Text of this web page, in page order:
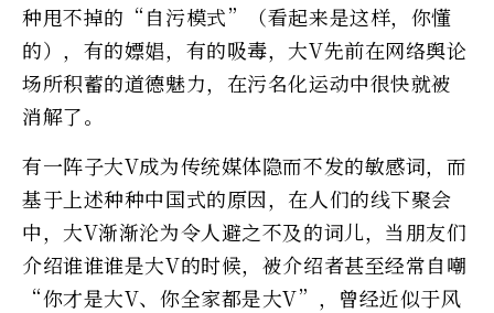
种甩不掉的“自污模式”（看起来是这样，你懂
的），有的嫖娼，有的吸毒，大V先前在网络舆论
场所积蓄的道德魅力，在污名化运动中很快就被
消解了。
有一阵子大V成为传统媒体隐而不发的敏感词，而
基于上述种种中国式的原因，在人们的线下聚会
中，大V渐渐沦为令人避之不及的词儿，当朋友们
介绍谁谁谁是大V的时候，被介绍者甚至经常自嘲
“你才是大V、你全家都是大V”，曾经近似于风